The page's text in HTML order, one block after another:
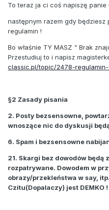
To teraz ja ci coś napiszę panie
następnym razem gdy będziesz
regulamin !
Bo właśnie TY MASZ " Brak
Przestudiuj to i napisz
classic.pl/topic/2478-
§2 Zasady pisania
2. Posty bezsensowne,
wnoszące nic do dyskusji
6. Spam i bezsensowne
21. Skargi bez dowodów będą
rozpatrywane. Dowodem w
obrazy/przekleństwa w say,
Czitu(Dopalaczy) jest DEMKO !